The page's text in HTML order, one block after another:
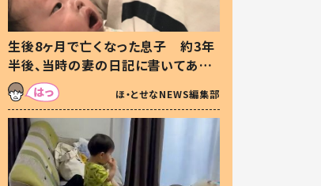
生後8ヶ月で亡くなった息子 約3年
半後、当時の妻の日記に書いてあっ
た本音とは
ほ・とせなNEWS編集部